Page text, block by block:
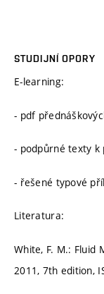
STUDIJNÍ OPORY
E-learning:
- pdf
- podpůrné texty k
- řešené typové
Literatura:
White, F. M.: Fluid
2011, 7th edition,